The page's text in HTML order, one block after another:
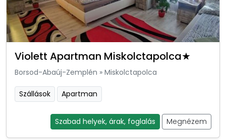
Violett Apartman Miskolctapolca★
Borsod-Abaúj-Zemplén » Miskolctapolca
Szállások Apartman
Szabad helyek, árak, foglalás Megnézem